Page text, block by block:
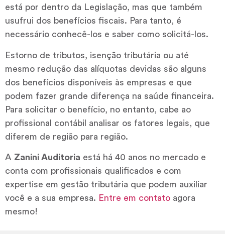
está por dentro da Legislação, mas que também
usufrui dos benefícios fiscais. Para tanto, é
necessário conhecê-los e saber como solicitá-los.
Estorno de tributos, isenção tributária ou até
mesmo redução das alíquotas devidas são alguns
dos benefícios disponíveis às empresas e que
podem fazer grande diferença na saúde financeira.
Para solicitar o benefício, no entanto, cabe ao
profissional contábil analisar os fatores legais, que
diferem de região para região.
A Zanini Auditoria está há 40 anos no mercado e
conta com profissionais qualificados e com
expertise em gestão tributária que podem auxiliar
você e a sua empresa. Entre em contato agora
mesmo!